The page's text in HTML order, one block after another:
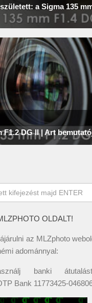
OLDALT!
az MLZphoto
adománnyal:
banki
Bank 11773425-